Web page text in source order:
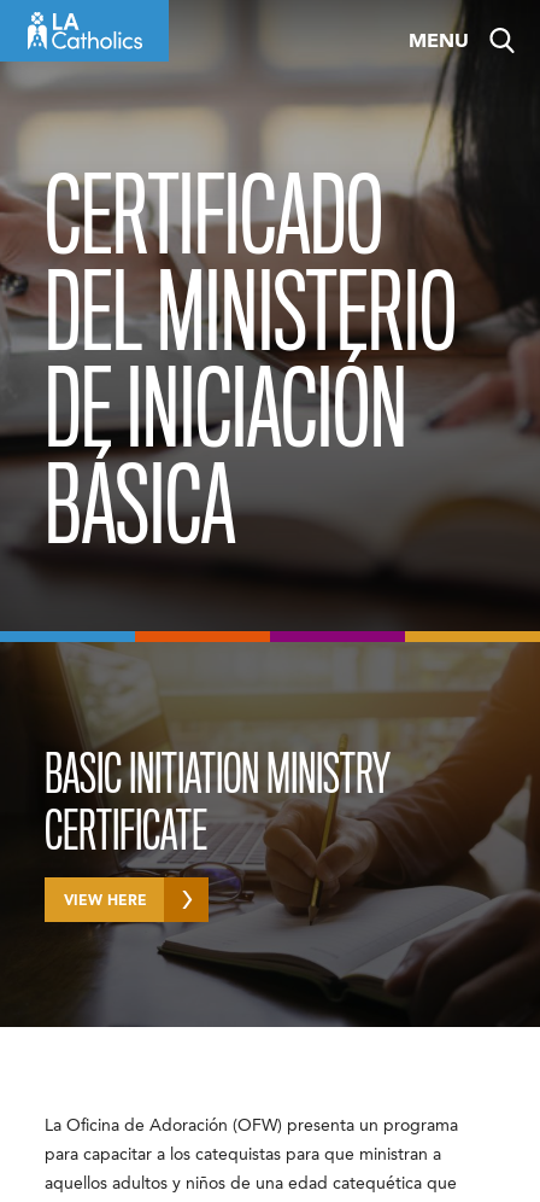
MENU
CERTIFICADO
DEL MINISTERIO
DE INICIACIÓN
BÁSICA
BASIC INITIATION MINISTRY
CERTIFICATE
VIEW HERE
La Oficina de Adoración (OFW) presenta un programa
para capacitar a los catequistas para que ministran a
aquellos adultos y niños de una edad catequética que